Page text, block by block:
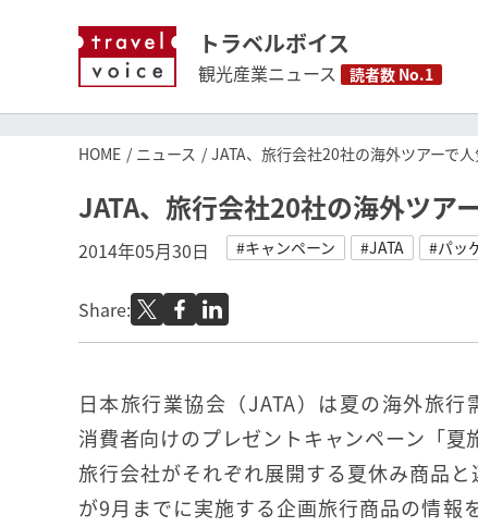
トラベルボイス
観光産業ニュース 読者数 No.1
HOME ニュース JATA、旅行会社20社の海外ツアーで
JATA、旅行会社20社の海外ツア
2014年05月30日 #キャンペーン #JATA #パッ
Share:
日本旅行業協会（JATA）は夏の海外旅行
消費者向けのプレゼントキャンペーン「夏
旅行会社がそれぞれ展開する夏休み商品
が9月までに実施する企画旅行商品の情報